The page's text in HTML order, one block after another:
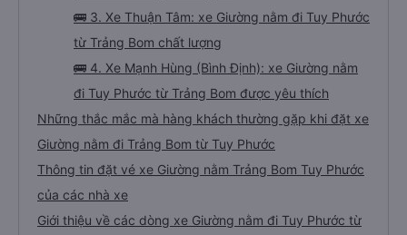
🚌 3. Xe Thuận Tâm: xe Giường nằm đi Tuy Phước
từ Trảng Bom chất lượng
🚌 4. Xe Mạnh Hùng (Bình Định): xe Giường nằm
đi Tuy Phước từ Trảng Bom được yêu thích
Những thắc mắc mà hàng khách thường gặp khi đặt xe
Giường nằm đi Trảng Bom từ Tuy Phước
Thông tin đặt vé xe Giường nằm Trảng Bom Tuy Phước
của các nhà xe
Giới thiệu về các dòng xe Giường nằm đi Tuy Phước từ